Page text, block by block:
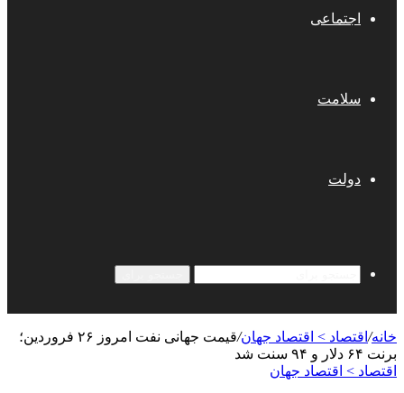
اجتماعی
سلامت
دولت
خانه/ اقتصاد > اقتصاد جهان/
قیمت جهانی نفت امروز ۲۶ فروردین؛
برنت ۶۴ دلار و ۹۴ سنت شد
اقتصاد > اقتصاد جهان